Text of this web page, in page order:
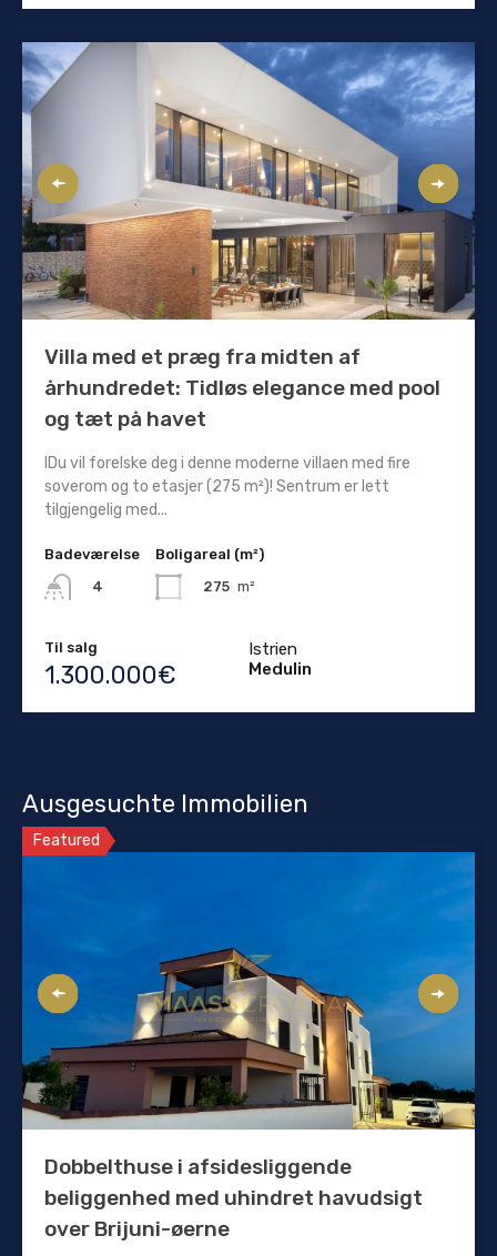
Villa med et præg fra midten af ​​
århundredet: Tidløs elegance med pool
og tæt på havet
IDu vil forelske deg i denne moderne villaen med fire
soverom og to etasjer (275 m²)! Sentrum er lett
tilgjengelig med...
Badeværelse
4
Boligareal (m²)
275 m²
Til salg
1.300.000€
Istrien
Medulin
Ausgesuchte Immobilien
Featured
Dobbelthuse i afsidesliggende
beliggenhed med uhindret havudsigt
over Brijuni-øerne